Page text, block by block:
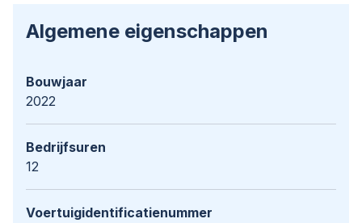
Algemene eigenschappen
Bouwjaar
2022
Bedrijfsuren
12
Voertuigidentificatienummer